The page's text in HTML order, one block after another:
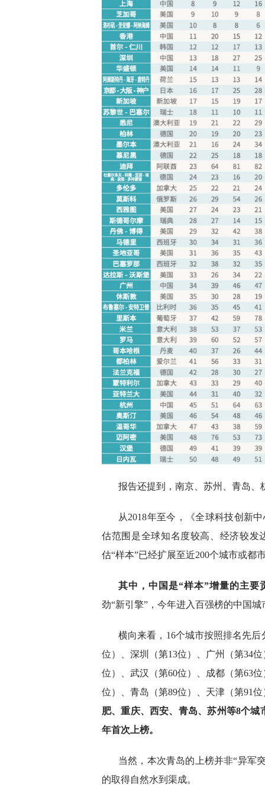
报告还提到，南京、苏州、青岛、
从2018年至今，《全球科技创新
估范围是全球知名度较高、经济较发
估“样本”已经扩展至近200个城市或都
其中，中国是“样本”增量的主要
劲“新引擎”，今年进入百强榜的中国
横向来看，16个城市按照排名先
位）、深圳（第13位）、广州（第34
位）、武汉（第60位）、成都（第63
位）、青岛（第89位）、天津（第91
肥、重庆、西安、青岛、苏州等8个城
年首次上榜。
当然，本次青岛的上榜并非“异军
的取得自然水到渠成。